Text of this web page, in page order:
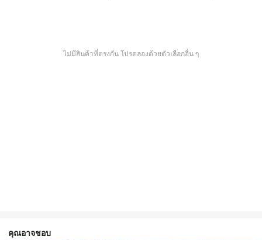
ไม่มีสินค้าที่ตรงกัน โปรดลองด้วยตัวเลือกอื่น ๆ
คุณอาจชอบ